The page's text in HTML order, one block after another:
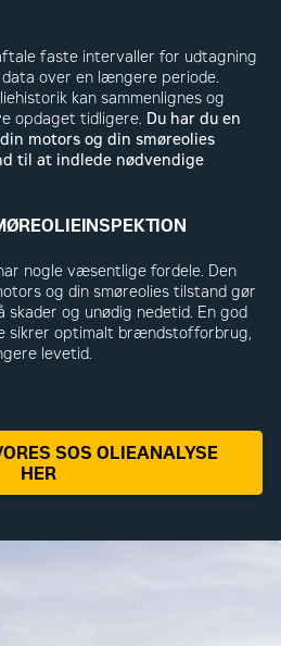
faste intervaller for udtagning
over en længere periode.
kan sammenlignes og
opdaget tidligere. Du har du en
motors og din smøreolies
til at indlede nødvendige
nogle væsentlige fordele. Den
og din smøreolies tilstand gør
og unødig nedetid. En god
sikrer optimalt brændstofforbrug,
levetid.
SOS OLIEANALYSE
HER